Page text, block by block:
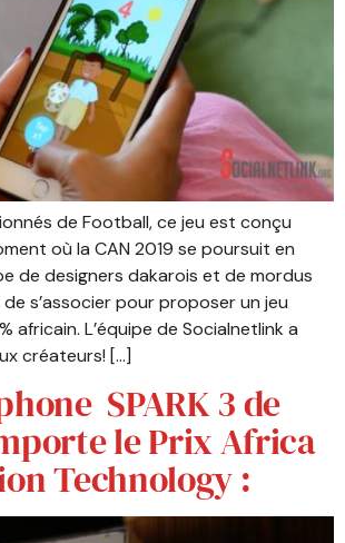
de Football, ce jeu est conçu
où la CAN 2019 se poursuit en
de designers dakarois et de mordus
s’associer pour proposer un jeu
africain. L’équipe de Socialnetlink a
créateurs! […]
SPARK 3 de
le Prix Africa
Technology :